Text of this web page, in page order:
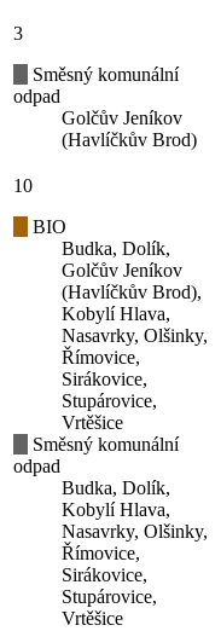
3
Směsný komunální
odpad
Golčův Jeníkov
(Havlíčkův Brod)
10
BIO
Budka, Dolík,
Golčův Jeníkov
(Havlíčkův Brod),
Kobylí Hlava,
Nasavrky, Olšinky,
Římovice,
Sirákovice,
Stupárovice,
Vrtěšice
Směsný komunální
odpad
Budka, Dolík,
Kobylí Hlava,
Nasavrky, Olšinky,
Římovice,
Sirákovice,
Stupárovice,
Vrtěšice